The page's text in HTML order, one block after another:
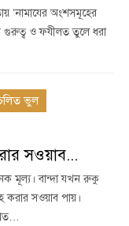
‘নামাযের অংশসমূহের
গুরুত্ব ও ফযীলত তুলে ধরা
ভুল
সওয়াব...
মূল্য। বান্দা যখন রুকু
করার সওয়াব পায়।